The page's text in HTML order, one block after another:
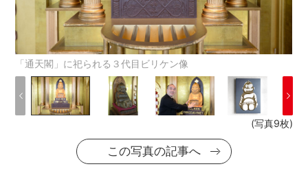
「通天閣」に祀られる３代目ビリケン像
(写真9枚)
この写真の記事へ